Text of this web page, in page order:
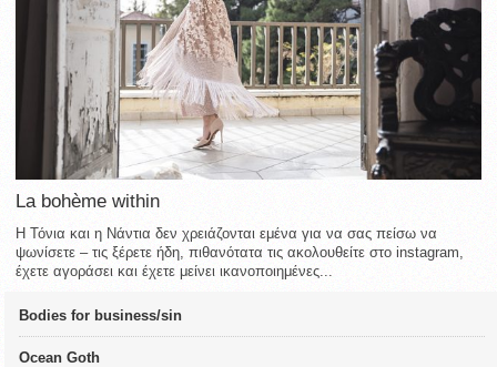
La bohème within
Η Τόνια και η Νάντια δεν χρειάζονται εμένα για να σας πείσω να
ψωνίσετε – τις ξέρετε ήδη, πιθανότατα τις ακολουθείτε στο instagram,
έχετε αγοράσει και έχετε μείνει ικανοποιημένες...
Bodies for business/sin
Ocean Goth